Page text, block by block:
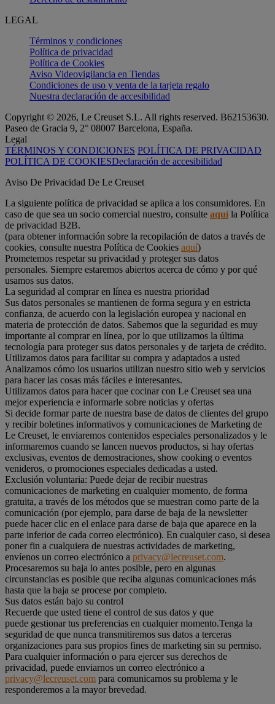
LEGAL
Términos y condiciones
Política de privacidad
Política de Cookies
Aviso Videovigilancia en Tiendas
Condiciones de uso y venta de la tarjeta regalo
Nuestra declaración de accesibilidad
Copyright © 2026, Le Creuset S.L. All rights reserved. B62153630.
Paseo de Gracia 9, 2° 08007 Barcelona, España.
Legal
TÉRMINOS Y CONDICIONES POLÍTICA DE PRIVACIDAD
POLÍTICA DE COOKIESDeclaración de accesibilidad
Aviso De Privacidad De Le Creuset
La siguiente política de privacidad se aplica a los consumidores. En
caso de que sea un socio comercial nuestro, consulte aquíla Política
de privacidad B2B.
(para obtener información sobre la recopilación de datos a través de
cookies, consulte nuestra Política de Cookies aquí)
Prometemos respetar su privacidad y proteger sus datos
personales. Siempre estaremos abiertos acerca de cómo y por qué
usamos sus datos.
La seguridad al comprar en línea es nuestra prioridad
Sus datos personales se mantienen de forma segura y en estricta
confianza, de acuerdo con la legislación europea y nacional en
materia de protección de datos. Sabemos que la seguridad es muy
importante al comprar en línea, por lo que utilizamos la última
tecnología para proteger sus datos personales y de tarjeta de crédito.
Utilizamos datos para facilitar su compra y adaptados a usted
Analizamos cómo los usuarios utilizan nuestro sitio web y servicios
para hacer las cosas más fáciles e interesantes.
Utilizamos datos para hacer que cocinar con Le Creuset sea una
mejor experiencia e informarle sobre noticias y ofertas
Si decide formar parte de nuestra base de datos de clientes del grupo
y recibir boletines informativos y comunicaciones de Marketing de
Le Creuset, le enviaremos contenidos especiales personalizados y le
informaremos cuando se lancen nuevos productos, si hay ofertas
exclusivas, eventos de demostraciones, show cooking o eventos
venideros, o promociones especiales dedicadas a usted.
Exclusión voluntaria: Puede dejar de recibir nuestras
comunicaciones de marketing en cualquier momento, de forma
gratuita, a través de los métodos que se muestran como parte de la
comunicación (por ejemplo, para darse de baja de la newsletter
puede hacer clic en el enlace para darse de baja que aparece en la
parte inferior de cada correo electrónico). En cualquier caso, si desea
poner fin a cualquiera de nuestras actividades de marketing,
envíenos un correo electrónico a privacy@lecreuset.com.
Procesaremos su baja lo antes posible, pero en algunas
circunstancias es posible que reciba algunas comunicaciones más
hasta que la baja se procese por completo.
Sus datos están bajo su control
Recuerde que usted tiene el control de sus datos y que
puede gestionar tus preferencias en cualquier momento.Tenga la
seguridad de que nunca transmitiremos sus datos a terceras
organizaciones para sus propios fines de marketing sin su permiso.
Para cualquier información o para ejercer sus derechos de
privacidad, puede enviarnos un correo electrónico a
privacy@lecreuset.com para comunicarnos su problema y le
responderemos a la mayor brevedad.